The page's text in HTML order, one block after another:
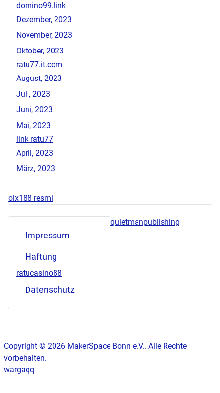
domino99.link
Dezember, 2023
November, 2023
Oktober, 2023
ratu77.it.com
August, 2023
Juli, 2023
Juni, 2023
Mai, 2023
link ratu77
April, 2023
März, 2023
olx188 resmi
Impressum
Haftung
ratucasino88
Datenschutz
quietmanpublishing
Copyright © 2026 MakerSpace Bonn e.V.. Alle Rechte
vorbehalten.
wargaqq